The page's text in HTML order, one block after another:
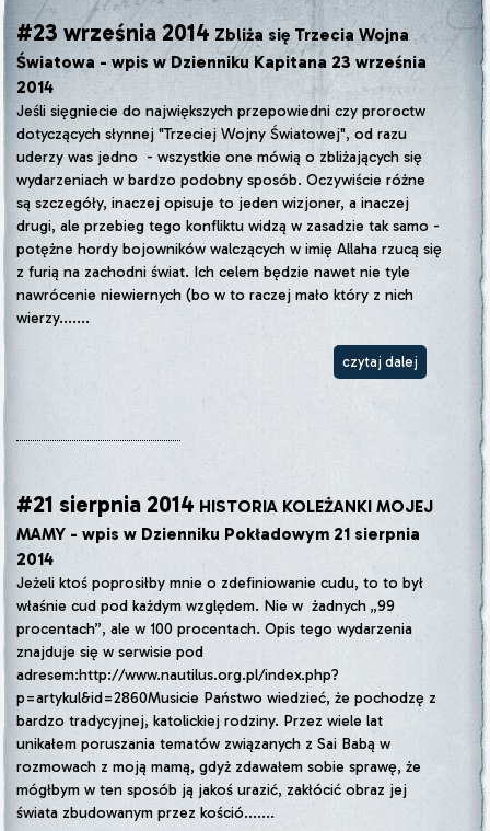
#23 września 2014 Zbliża się Trzecia Wojna
Światowa - wpis w Dzienniku Kapitana 23 września
2014
Jeśli sięgniecie do największych przepowiedni czy proroctw
dotyczących słynnej "Trzeciej Wojny Światowej", od razu
uderzy was jedno - wszystkie one mówią o zbliżających się
wydarzeniach w bardzo podobny sposób. Oczywiście różne
są szczegóły, inaczej opisuje to jeden wizjoner, a inaczej
drugi, ale przebieg tego konfliktu widzą w zasadzie tak samo -
potężne hordy bojowników walczących w imię Allaha rzucą się
z furią na zachodni świat. Ich celem będzie nawet nie tyle
nawrócenie niewiernych (bo w to raczej mało który z nich
wierzy.......
czytaj dalej
#21 sierpnia 2014 HISTORIA KOLEŻANKI MOJEJ
MAMY - wpis w Dzienniku Pokładowym 21 sierpnia
2014
Jeżeli ktoś poprosiłby mnie o zdefiniowanie cudu, to to był
właśnie cud pod każdym względem. Nie w żadnych „99
procentach”, ale w 100 procentach. Opis tego wydarzenia
znajduje się w serwisie pod
adresem:http://www.nautilus.org.pl/index.php?
p=artykul&id=2860Musicie Państwo wiedzieć, że pochodzę z
bardzo tradycyjnej, katolickiej rodziny. Przez wiele lat
unikałem poruszania tematów związanych z Sai Babą w
rozmowach z moją mamą, gdyż zdawałem sobie sprawę, że
mógłbym w ten sposób ją jakoś urazić, zakłócić obraz jej
świata zbudowanym przez kośció.......